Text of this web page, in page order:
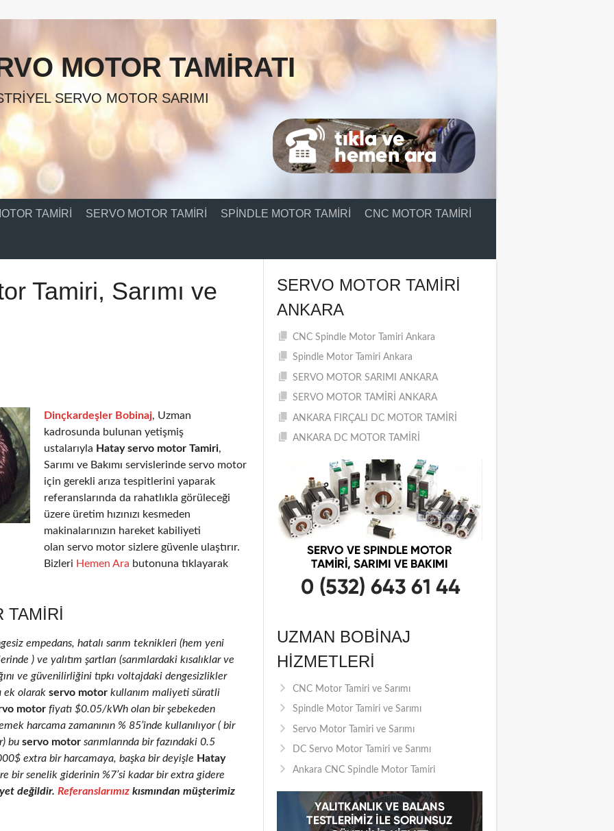
MOTOR TAMIRATI
SERVO MOTOR SARIMI
TAMIRI SERVO MOTOR TAMIRI SPINDLE MOTOR TAMIRI CNC MOTOR TAMIRI
Tamiri, Sarımı ve
Dinçkardeşler Bobinaj, Uzman
kadrosunda bulunan yetişmiş
ustalarıyla Hatay servo motor Tamiri,
Sarımı ve Bakımı servislerinde servo motor
için gerekli arıza tespitlerini yaparak
referanslarında da rahatlıkla görüleceği
üzere üretim hızınızı kesmeden
makinalarınızın hareket kabiliyeti
olan servo motor sizlere güvenle ulaştırır.
Bizleri Hemen Ara butonuna tıklayarak
TAMIRI
empedans, hatalı sarım teknikleri (hem yeni
) ve yalıtım şartları (sarımlardaki kısalıklar ve
ve güvenilirliğini tıpkı voltajdaki dengesizlikler
ek olarak servo motor kullanım maliyeti süratli
motor fiyatı $0.05/kWh olan bir şebekeden
harcama zamanının % 85’inde kullanılıyor ( bir
bu servo motor sarımlarında bir fazındaki 0.5
extra bir harcamaya, başka bir deyişle Hatay
bir senelik giderinin %7’si kadar bir extra gidere
değildir. Referanslarımız kısmından müşterimiz
SERVO MOTOR TAMIRI
ANKARA
CNC Spindle Motor Tamiri Ankara
Spindle Motor Tamiri Ankara
SERVO MOTOR SARIMI ANKARA
SERVO MOTOR TAMİRİ ANKARA
ANKARA FIRÇALI DC MOTOR TAMİRİ
ANKARA DC MOTOR TAMİRİ
UZMAN BOBINAJ
HIZMETLERI
CNC Motor Tamiri ve Sarımı
Spindle Motor Tamiri ve Sarımı
Servo Motor Tamiri ve Sarımı
DC Servo Motor Tamiri ve Sarımı
Ankara CNC Spindle Motor Tamiri